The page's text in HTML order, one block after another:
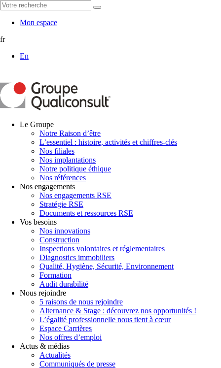
Mon espace
fr
En
Le Groupe
Notre Raison d’être
L’essentiel : histoire, activités et chiffres-clés
Nos filiales
Nos implantations
Notre politique éthique
Nos références
Nos engagements
Nos engagements RSE
Stratégie RSE
Documents et ressources RSE
Vos besoins
Nos innovations
Construction
Inspections volontaires et réglementaires
Diagnostics immobiliers
Qualité, Hygiène, Sécurité, Environnement
Formation
Audit durabilité
Nous rejoindre
5 raisons de nous rejoindre
Alternance & Stage : découvrez nos opportunités !
L’égalité professionnelle nous tient à cœur
Espace Carrières
Nos offres d’emploi
Actus & médias
Actualités
Communiqués de presse